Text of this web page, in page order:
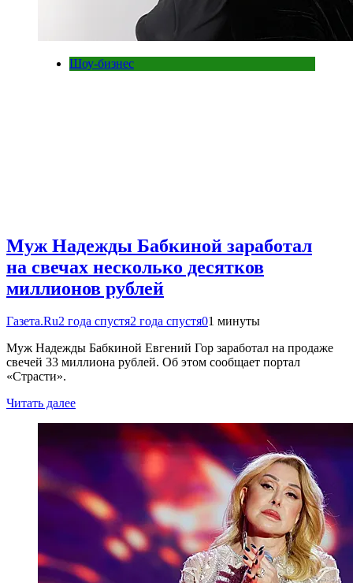
Шоу-бизнес
Муж Надежды Бабкиной заработал
на свечах несколько десятков
миллионов рублей
Газета.Ru2 года спустя2 года спустя01 минуты
Муж Надежды Бабкиной Евгений Гор заработал на продаже
свечей 33 миллиона рублей. Об этом сообщает портал
«Страсти».
Читать далее